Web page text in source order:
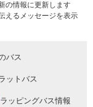
の情報に更新します
えるメッセージを表示
バス
ットバス
ラッピングバス情報